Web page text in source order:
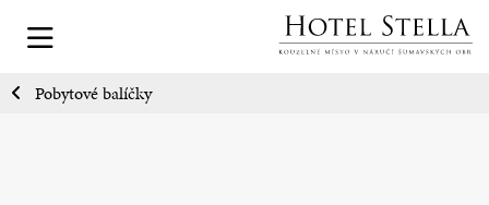
Pobytové balíčky